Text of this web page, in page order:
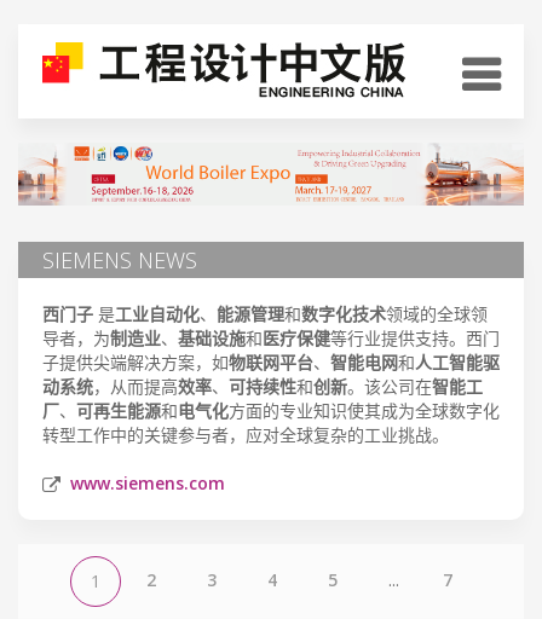
SIEMENS NEWS
西门子 是工业自动化、 能源管理和数字化技术领域的全球领
导者，为制造业、 基础设施和医疗保健等行业提供支持。西门
子提供尖端解决方案，如物联网平台、 智能电网和人工智能驱
动系统，从而提高效率、 可持续性和创新。该公司在智能工
厂、 可再生能源和电气化方面的专业知识使其成为全球数字化
转型工作中的关键参与者，应对全球复杂的工业挑战。
www.siemens.com
1 2 3 4 5 ... 7